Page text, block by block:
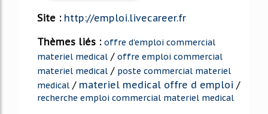
Site : http://emploi.livecareer.fr
Thèmes liés : offre d'emploi commercial
materiel medical / offre emploi commercial
materiel medical / poste commercial materiel
medical / materiel medical offre d emploi /
recherche emploi commercial materiel medical